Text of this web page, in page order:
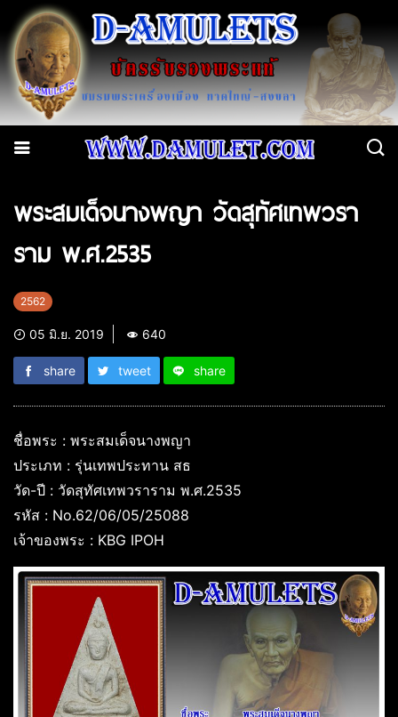
พระสมเด็จนางพญา วัดสุทัศเทพวรา
ราม พ.ศ.2535
2562
05 มิ.ย. 2019 640
share tweet share
ชื่อพระ : พระสมเด็จนางพญา
ประเภท : รุ่นเทพประทาน สธ
วัด-ปี : วัดสุทัศเทพวราราม พ.ศ.2535
รหัส : No.62/06/05/25088
เจ้าของพระ : KBG IPOH